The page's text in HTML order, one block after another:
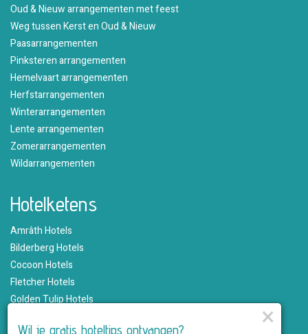
Oud & Nieuw arrangementen met feest
Weg tussen Kerst en Oud & Nieuw
Paasarrangementen
Pinksteren arrangementen
Hemelvaart arrangementen
Herfstarrangementen
Winterarrangementen
Lente arrangementen
Zomerarrangementen
Wildarrangementen
Hotelketens
Amrâth Hotels
Bilderberg Hotels
Cocoon Hotels
Fletcher Hotels
Golden Tulip Hotels
×
Wil je gratis hoteltips ontvangen?